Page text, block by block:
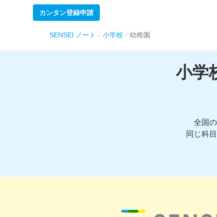
カンタン登録申請
SENSEI ノート 小学校 幼稚園
小学
全国
同じ科